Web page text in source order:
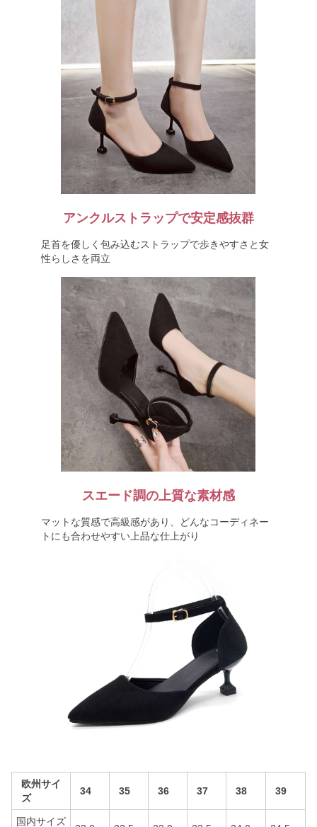
アンクルストラップで安定感抜群
足首を優しく包み込むストラップで歩きやすさと女
性らしさを両立
スエード調の上質な素材感
マットな質感で高級感があり、どんなコーディネー
トにも合わせやすい上品な仕上がり
欧州サイ
ズ
34 35 36 37 38 39
国内サイズ